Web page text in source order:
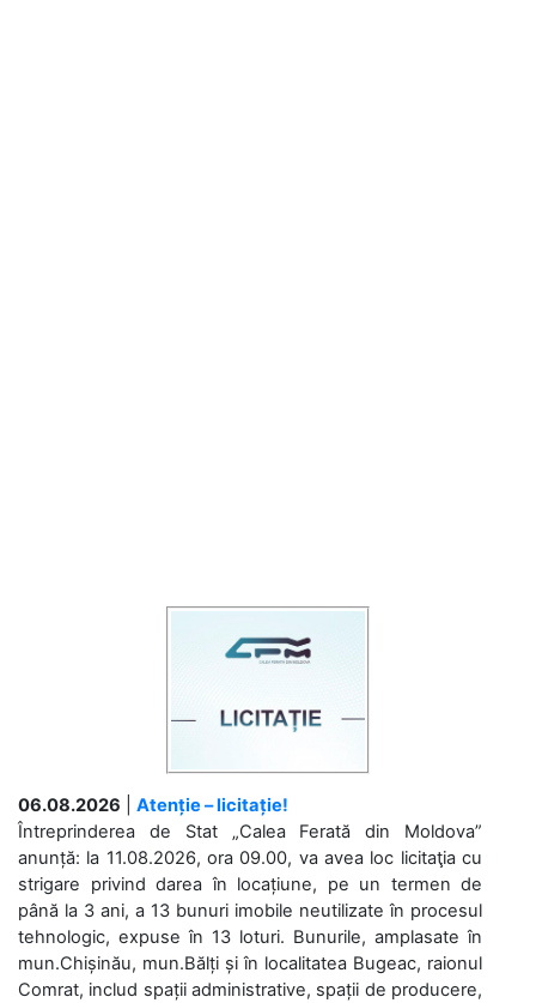
06.08.2026
Atenție – licitație!
Întreprinderea de Stat „Calea Ferată din Moldova”
anunță: la 11.08.2026, ora 09.00, va avea loc licitaţia cu
strigare privind darea în locațiune, pe un termen de
până la 3 ani, a 13 bunuri imobile neutilizate în procesul
tehnologic, expuse în 13 loturi. Bunurile, amplasate în
mun.Chișinău, mun.Bălți și în localitatea Bugeac, raionul
Comrat, includ spații administrative, spații de producere,